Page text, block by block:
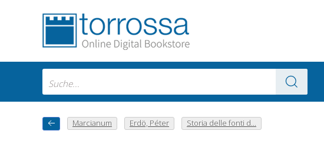
Marcianum Erdö, Péter Storia delle fonti d...